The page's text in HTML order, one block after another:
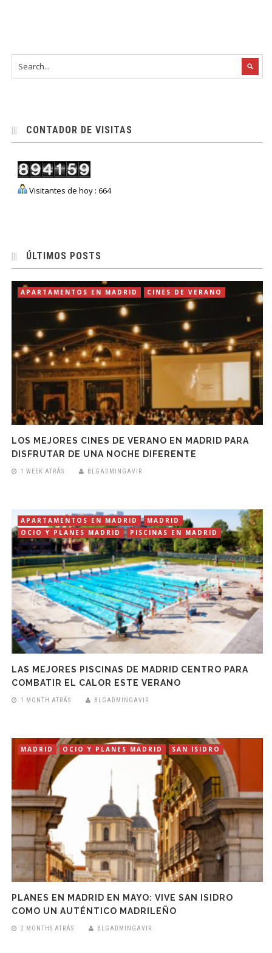
CONTADOR DE VISITAS
Visitantes de hoy : 664
ÚLTIMOS POSTS
APARTAMENTOS EN MADRID CINES DE VERANO
LOS MEJORES CINES DE VERANO EN MADRID PARA
DISFRUTAR DE UNA NOCHE DIFERENTE
1 WEEK ATRÁS BLGADMINGAVIR
APARTAMENTOS EN MADRID
MADRID
OCIO Y PLANES MADRID
PISCINAS EN MADRID
LAS MEJORES PISCINAS DE MADRID CENTRO PARA
COMBATIR EL CALOR ESTE VERANO
1 MONTH ATRÁS BLGADMINGAVIR
MADRID OCIO Y PLANES MADRID SAN ISIDRO
PLANES EN MADRID EN MAYO: VIVE SAN ISIDRO
COMO UN AUTÉNTICO MADRILEÑO
2 MONTHS ATRÁS BLGADMINGAVIR